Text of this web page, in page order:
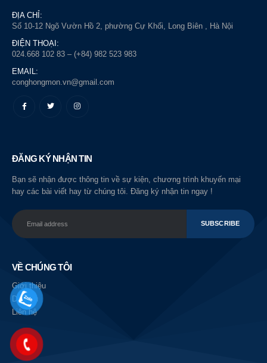
ĐỊA CHỈ:
Số 10-12 Ngõ Vườn Hồ 2, phường Cự Khối, Long Biên , Hà Nội
ĐIỆN THOẠI:
024.668 102 83 – (+84) 982 523 983
EMAIL:
conghongmon.vn@gmail.com
ĐĂNG KÝ NHẬN TIN
Bạn sẽ nhận được thông tin về sự kiện, chương trình khuyến mại
hay các bài viết hay từ chúng tôi. Đăng ký nhận tin ngay !
VỀ CHÚNG TÔI
Giới thiệu
Dịch vụ
Liên hệ